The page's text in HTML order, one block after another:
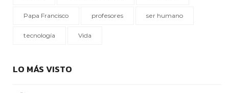
Papa Francisco profesores ser humano
tecnología Vida
LO MÁS VISTO